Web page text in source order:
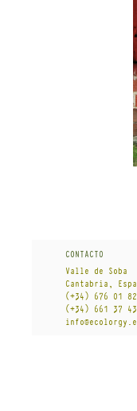
CONTACT0
Valle de Soba
Cantabria,
(+34) 676 01
(+34) 661 37